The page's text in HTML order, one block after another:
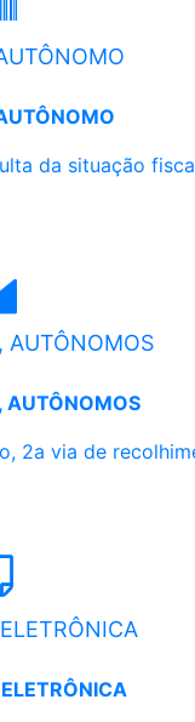
da situação
AUTÔNOMOS
AUTÔNOMOS
2a via de